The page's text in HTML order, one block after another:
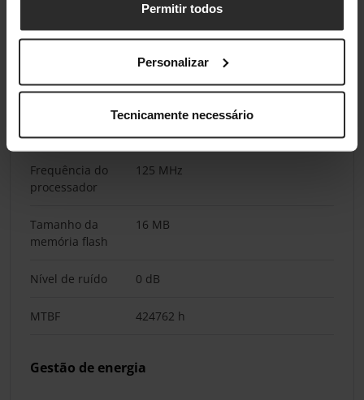
Permitir todos
Personalizar
Tecnicamente necessário
FCC A, CE A, VCCI A, C-Tick, BSMI,
Sim
Frequência do
processador
125 MHz
Tamanho da
memória flash
16 MB
Nível de ruído 0 dB
MTBF 424762 h
Gestão de energia